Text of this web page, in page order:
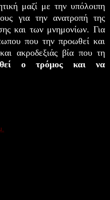
μαζί με την υπόλοιπη
για την ανατροπή της
και των μνημονίων. Για
που την προωθεί και
ακροδεξιάς βία που τη
ο τρόμος και να